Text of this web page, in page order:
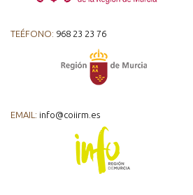
TEÉFONO: 968 23 23 76
EMAIL: info@coiirm.es